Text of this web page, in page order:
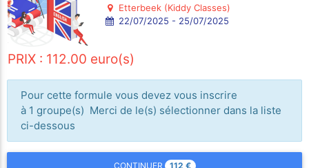
Etterbeek (Kiddy Classes)
22/07/2025 - 25/07/2025
PRIX : 112.00 euro(s)
Pour cette formule vous devez vous inscrire
à 1 groupe(s) Merci de le(s) sélectionner dans la liste
ci-dessous
CONTINUER 112 €